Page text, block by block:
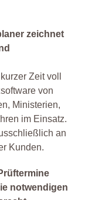
zeichnet
Zeit voll
von
Ministerien,
im Einsatz.
an
Kunden.
notwendigen